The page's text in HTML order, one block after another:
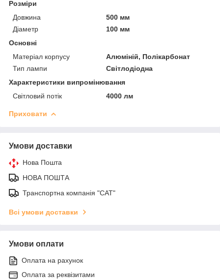
Розміри
Довжина
500 мм
Діаметр
100 мм
Основні
Матеріал корпусу
Алюміній, Полікарбонат
Тип лампи
Світлодіодна
Характеристики випромінювання
Світловий потік
4000 лм
Приховати
Умови доставки
Нова Пошта
НОВА ПОШТА
Транспортна компанія "САТ"
Всі умови доставки
Умови оплати
Оплата на рахунок
Оплата за реквізитами